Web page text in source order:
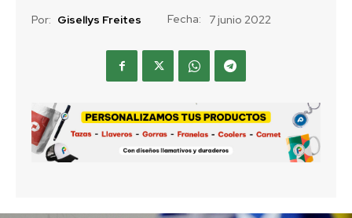
Por: Gisellys Freites Fecha: 7 junio 2022